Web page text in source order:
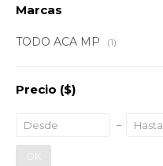
Marcas
TODO ACA MP (1)
Precio ($)
OK